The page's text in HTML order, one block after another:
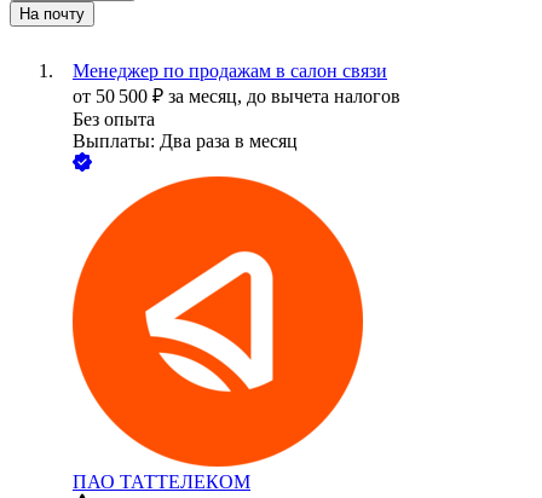
На почту
Менеджер по продажам в салон связи
от 50 500 ₽ за месяц, до вычета налогов
Без опыта
Выплаты: Два раза в месяц
ПАО ТАТТЕЛЕКОМ